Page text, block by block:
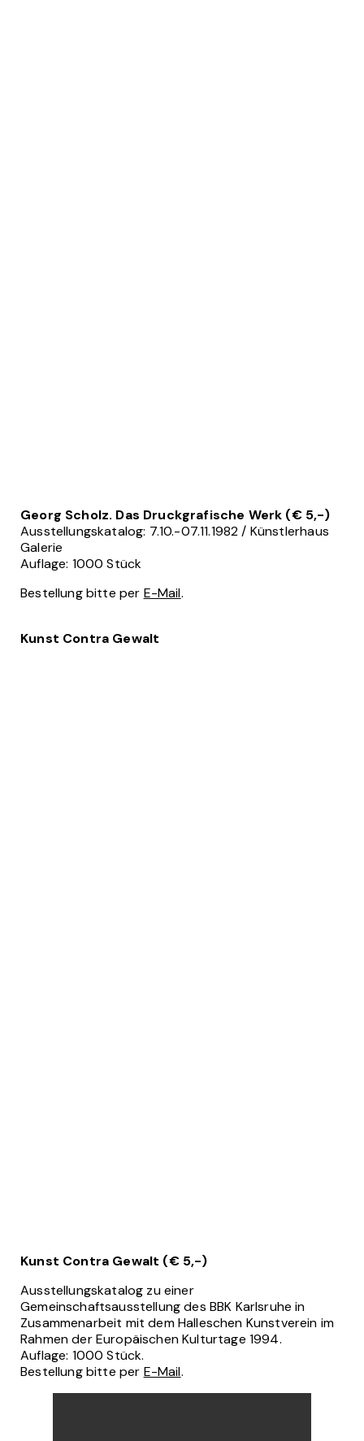
Georg Scholz. Das Druckgrafische Werk (€ 5,-)
Ausstellungskatalog: 7.10.-07.11.1982 / Künstlerhaus
Galerie
Auflage: 1000 Stück
Bestellung bitte per E-Mail.
Kunst Contra Gewalt
Kunst Contra Gewalt (€ 5,-)
Ausstellungskatalog zu einer
Gemeinschaftsausstellung des BBK Karlsruhe in
Zusammenarbeit mit dem Halleschen Kunstverein im
Rahmen der Europäischen Kulturtage 1994.
Auflage: 1000 Stück.
Bestellung bitte per E-Mail.